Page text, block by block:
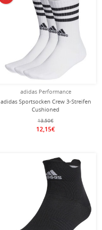
adidas Performance
adidas Sportsocken Crew 3-Streifen
Cushioned
(Fußgewölbeunterstützung,
durchgehend gepolstert)
weiss/schwarz - 3 Paar
13,50€
12,15€